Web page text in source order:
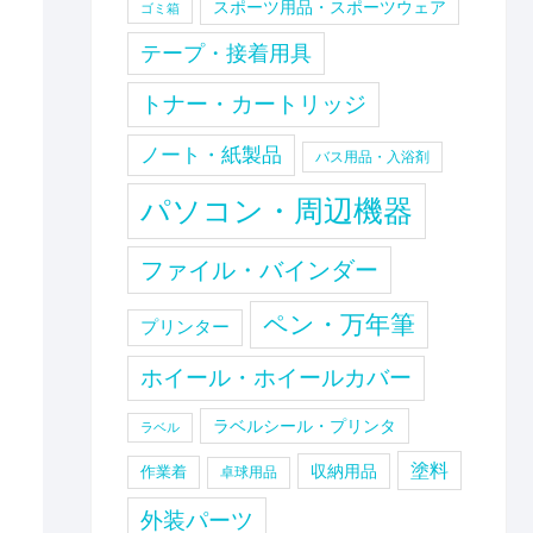
ゴミ箱 スポーツ用品・スポーツウェア
テープ・接着用具
トナー・カートリッジ
ノート・紙製品 バス用品・入浴剤
パソコン・周辺機器
ファイル・バインダー
プリンター ペン・万年筆
ホイール・ホイールカバー
ラベル ラベルシール・プリンタ
作業着 卓球用品 収納用品 塗料
外装パーツ